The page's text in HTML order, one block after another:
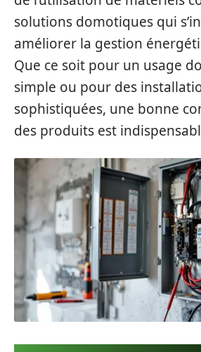
solutions domotiques qui
améliorer la gestion
Que ce soit pour un usage
simple ou pour des
sophistiquées, une bonne
des produits est